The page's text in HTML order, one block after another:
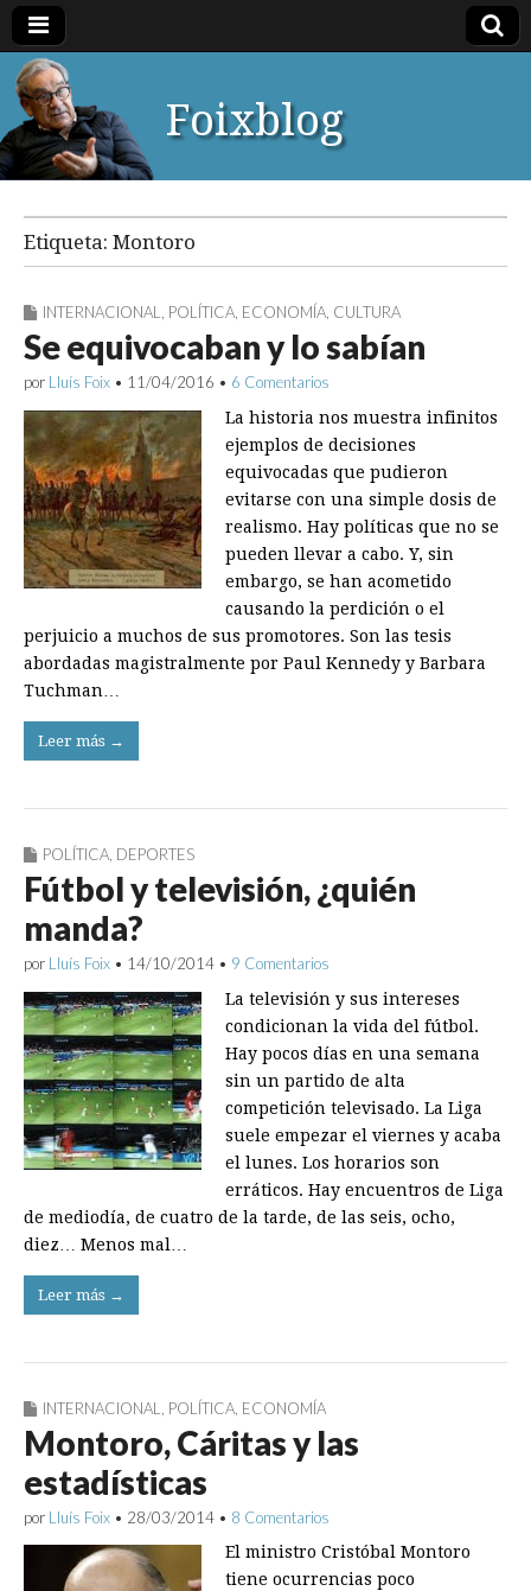
Foixblog
Etiqueta: Montoro
INTERNACIONAL POLÍTICA ECONOMÍA CULTURA
Se equivocaban y lo sabían
por Lluís Foix • 11/04/2016 • 6 Comentarios
La historia nos muestra infinitos
ejemplos de decisiones
equivocadas que pudieron
evitarse con una simple dosis de
realismo. Hay políticas que no se
pueden llevar a cabo. Y, sin
embargo, se han acometido
causando la perdición o el
perjuicio a muchos de sus promotores. Son las tesis
abordadas magistralmente por Paul Kennedy y Barbara
Tuchman…
Leer más →
POLÍTICA DEPORTES
Fútbol y televisión, ¿quién
manda?
por Lluís Foix • 14/10/2014 • 9 Comentarios
La televisión y sus intereses
condicionan la vida del fútbol.
Hay pocos días en una semana
sin un partido de alta
competición televisado. La Liga
suele empezar el viernes y acaba
el lunes. Los horarios son
erráticos. Hay encuentros de Liga
de mediodía, de cuatro de la tarde, de las seis, ocho,
diez… Menos mal…
Leer más →
INTERNACIONAL POLÍTICA ECONOMÍA
Montoro, Cáritas y las
estadísticas
por Lluís Foix • 28/03/2014 • 8 Comentarios
El ministro Cristóbal Montoro
tiene ocurrencias poco